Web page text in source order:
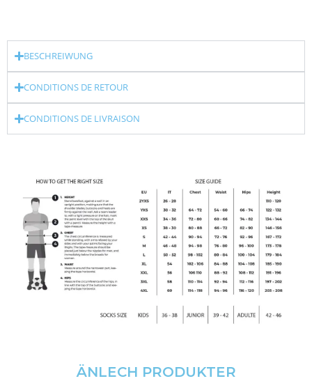
BESCHREIWUNG
CONDITIONS DE RETOUR
CONDITIONS DE LIVRAISON
ÄNLECH PRODUKTER